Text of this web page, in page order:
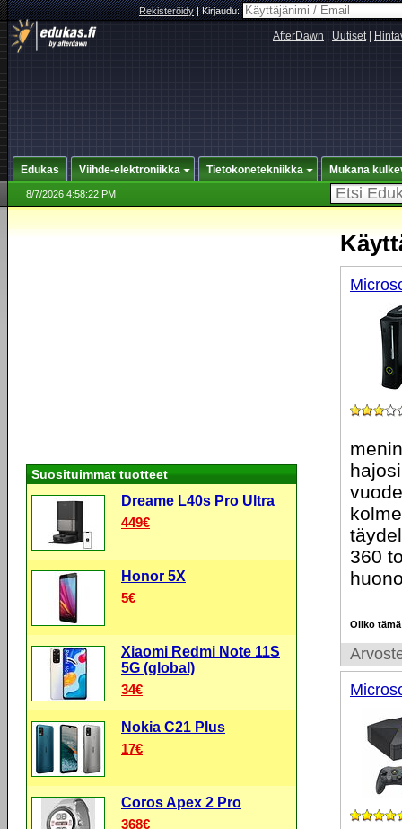
Rekisteröidy|Kirjaudu:
AfterDawn Uutiset|
Edukas Viihde-elektroniikka Tietokonetekniikka Mukana
8/7/2026 4:58:22 PM
360
Oliko
Suosituimmat tuotteet
Dreame L40s Pro Ultra
449€
Honor 5X
5€
Xiaomi Redmi Note 11S
5G (global)
34€
Nokia C21 Plus
17€
Coros Apex 2 Pro
368€